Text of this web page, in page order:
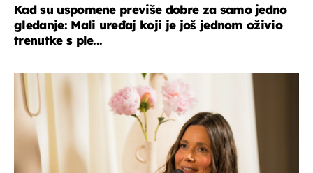
Kad su uspomene previše dobre za samo jedno
gledanje: Mali uređaj koji je još jednom oživio
trenutke s ple...
moda & ljepota